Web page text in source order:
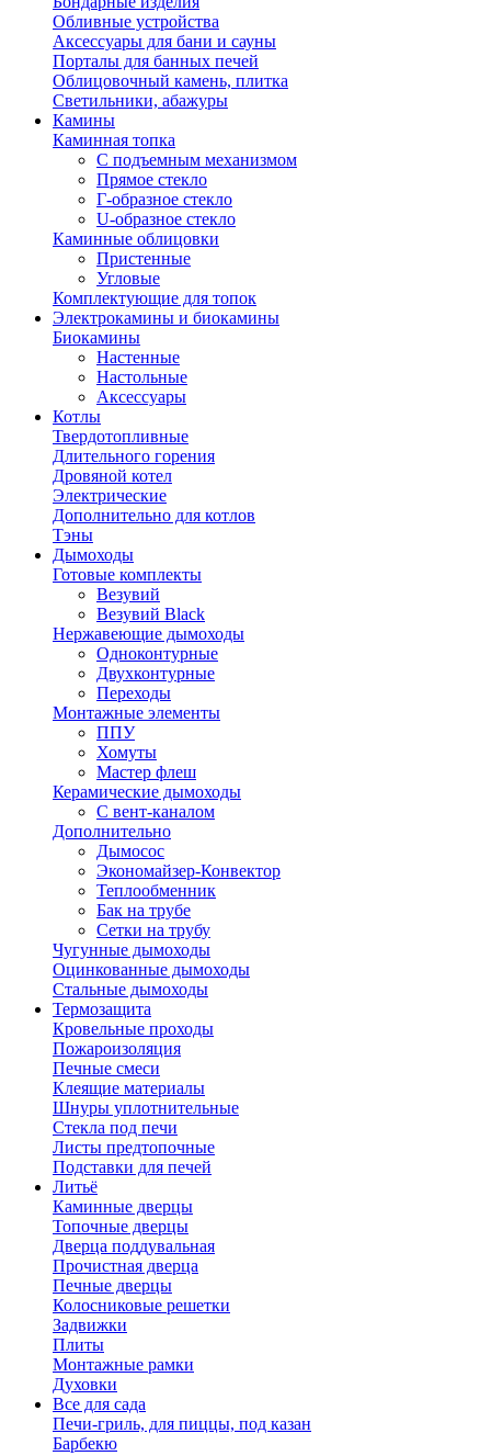
Обливные устройства
Аксессуары для бани и сауны
Порталы для банных печей
Облицовочный камень, плитка
Светильники, абажуры
Камины
Каминная топка
С подъемным механизмом
Прямое стекло
Г-образное стекло
U-образное стекло
Каминные облицовки
Пристенные
Угловые
Комплектующие для топок
Электрокамины и биокамины
Биокамины
Настенные
Настольные
Аксессуары
Котлы
Твердотопливные
Длительного горения
Дровяной котел
Электрические
Дополнительно для котлов
Тэны
Дымоходы
Готовые комплекты
Везувий
Везувий Black
Нержавеющие дымоходы
Одноконтурные
Двухконтурные
Переходы
Монтажные элементы
ППУ
Хомуты
Мастер флеш
Керамические дымоходы
С вент-каналом
Дополнительно
Дымосос
Экономайзер-Конвектор
Теплообменник
Бак на трубе
Сетки на трубу
Чугунные дымоходы
Оцинкованные дымоходы
Стальные дымоходы
Термозащита
Кровельные проходы
Пожароизоляция
Печные смеси
Клеящие материалы
Шнуры уплотнительные
Стекла под печи
Листы предтопочные
Подставки для печей
Литьё
Каминные дверцы
Топочные дверцы
Дверца поддувальная
Прочистная дверца
Печные дверцы
Колосниковые решетки
Задвижки
Плиты
Монтажные рамки
Духовки
Все для сада
Печи-гриль, для пиццы, под казан
Барбекю